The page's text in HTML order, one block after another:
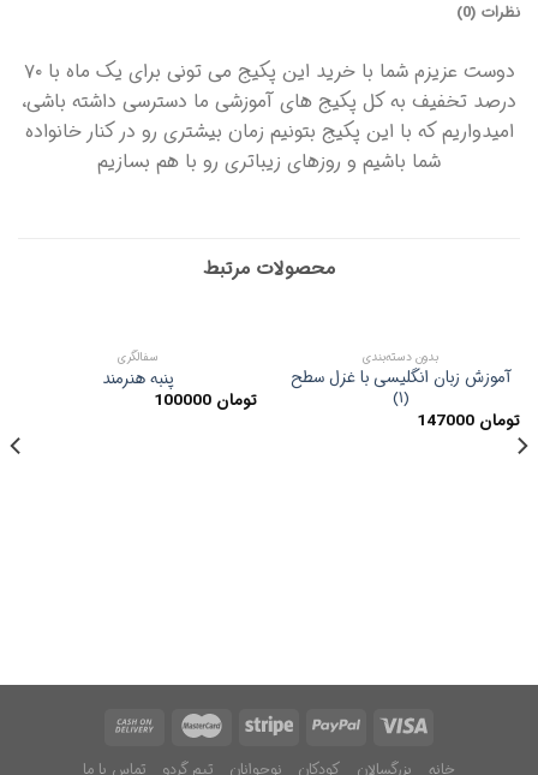
نظرات (0)
دوست عزیزم شما با خرید این پکیج می تونی برای یک ماه با ۷۰
درصد تخفیف به کل پکیج های آموزشی ما دسترسی داشته باشی،
امیدواریم که با این پکیج بتونیم زمان بیشتری رو در کنار خانواده
شما باشیم و روزهای زیباتری رو با هم بسازیم
محصولات مرتبط
بدون دسته‌بندی
آموزش زبان انگلیسی با غزل سطح
(۱)
تومان
سفالگری
پنبه هنرمند
تومان
خانه بزرگسالان کودکان نوجوانان تیم گردو تماس با ما